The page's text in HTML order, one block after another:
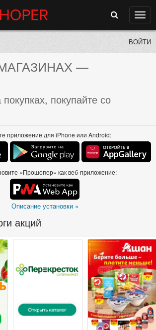
Поиск
ВОЙТИ
—
покупайте со
приложение для iPhone или Android:
«Прошопер» как веб-приложение:
Описание установки »
акций